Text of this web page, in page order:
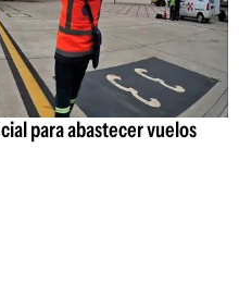
para abastecer vuelos